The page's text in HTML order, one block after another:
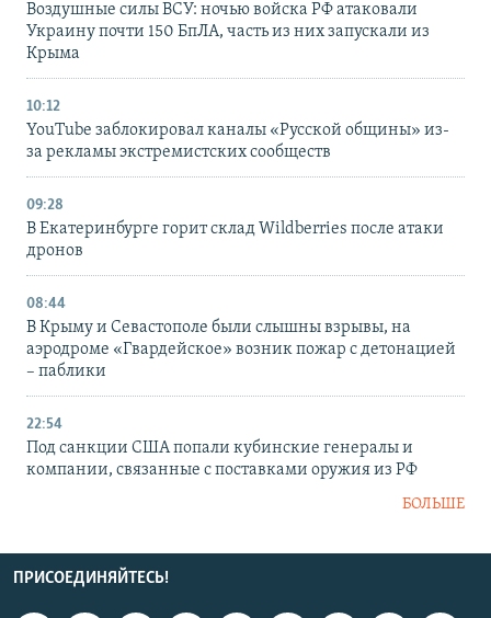
Воздушные силы ВСУ: ночью войска РФ атаковали
Украину почти 150 БпЛА, часть из них запускали из
Крыма
10:12
YouTube заблокировал каналы «Русской общины» из-
за рекламы экстремистских сообществ
09:28
В Екатеринбурге горит склад Wildberries после атаки
дронов
08:44
В Крыму и Севастополе были слышны взрывы, на
аэродроме «Гвардейское» возник пожар с детонацией
– паблики
22:54
Под санкции США попали кубинские генералы и
компании, связанные с поставками оружия из РФ
БОЛЬШЕ
ПРИСОЕДИНЯЙТЕСЬ!